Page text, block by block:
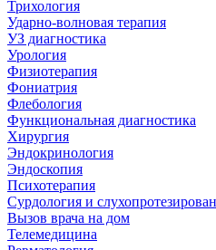
Трихология
Ударно-волновая терапия
УЗ диагностика
Урология
Физиотерапия
Фониатрия
Флебология
Функциональная диагностика
Хирургия
Эндокринология
Эндоскопия
Психотерапия
Сурдология и
Вызов врача на дом
Телемедицина